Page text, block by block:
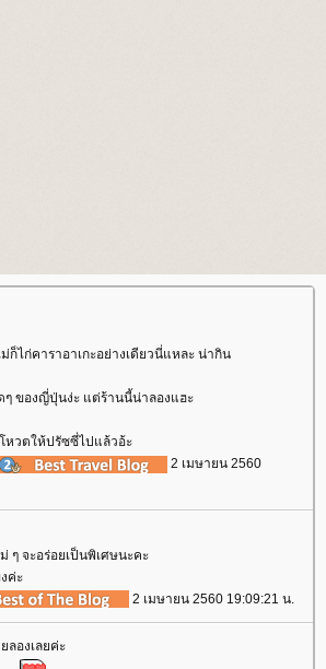
ก็ไก่คาราอาเกะอย่างเดียวนี่แหละ น่ากิน
ของญี่ปุ่นง่ะ แต่ร้านนี้น่าลองแฮะ
หวตให้ปรัซซี่ไปแล้วอ้ะ
2 เมษายน 2560
ๆ จะอร่อยเป็นพิเศษนะคะ
ค่ะ
2 เมษายน 2560 19:09:21 น.
ลองเลยค่ะ